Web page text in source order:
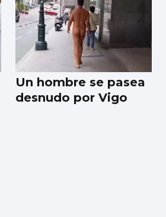
Un hombre se pasea
desnudo por Vigo